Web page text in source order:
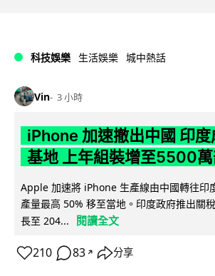
科技娛樂 生活娛樂 城中熱話
Vin 3 小時
iPhone 加速撤出中國 印
基地 上年組裝增至5500
Apple 加速將 iPhone 生產線由中國轉往印
產量最高 50% 移至當地。印度政府推出關
長至 204...
閱讀全文
210 83 ↗ 分享